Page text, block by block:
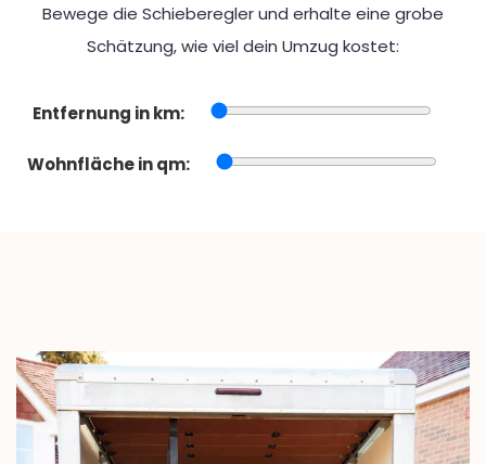
Bewege die Schieberegler und erhalte eine grobe
Schätzung, wie viel dein Umzug kostet:
Entfernung in km:
Wohnfläche in qm: